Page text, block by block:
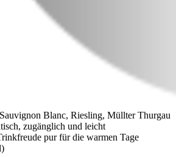
Blanc, Riesling, Müllter Thurgau
zugänglich und leicht
pur für die warmen Tage